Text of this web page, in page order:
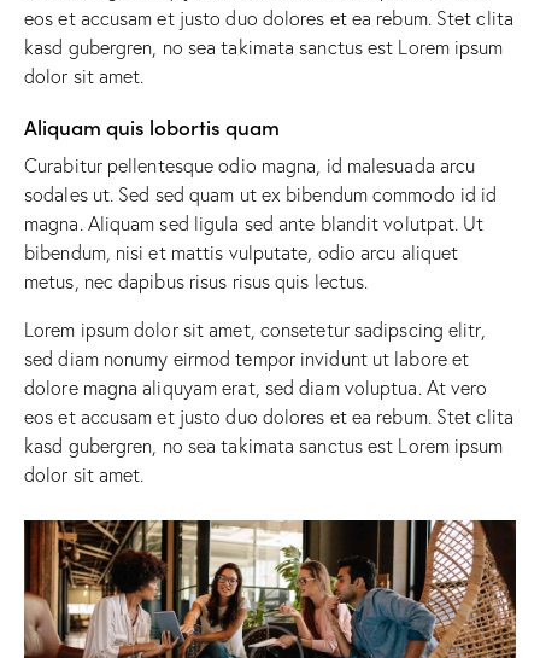
eos et accusam et justo duo dolores et ea rebum. Stet clita
kasd gubergren, no sea takimata sanctus est Lorem ipsum
dolor sit amet.
Aliquam quis lobortis quam
Curabitur pellentesque odio magna, id malesuada arcu
sodales ut. Sed sed quam ut ex bibendum commodo id id
magna. Aliquam sed ligula sed ante blandit volutpat. Ut
bibendum, nisi et mattis vulputate, odio arcu aliquet
metus, nec dapibus risus risus quis lectus.
Lorem ipsum dolor sit amet, consetetur sadipscing elitr,
sed diam nonumy eirmod tempor invidunt ut labore et
dolore magna aliquyam erat, sed diam voluptua. At vero
eos et accusam et justo duo dolores et ea rebum. Stet clita
kasd gubergren, no sea takimata sanctus est Lorem ipsum
dolor sit amet.